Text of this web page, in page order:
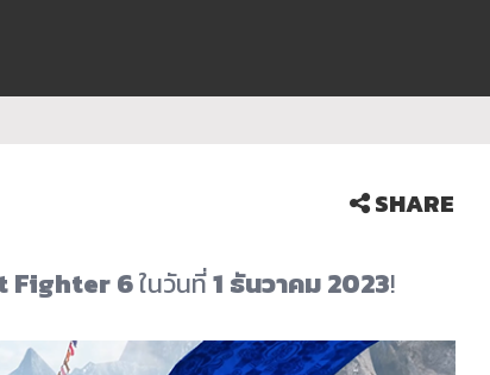
SHARE
Fighter 6ในวันที่1 ธันวาคม 2023!